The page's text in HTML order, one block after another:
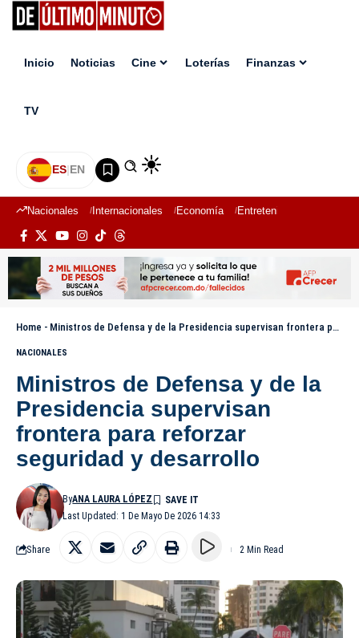
Inicio Noticias Cine Loterías Finanzas
TV
ES|EN
Nacionales Internacionales Economía Entretenimiento
Home - Ministros de Defensa y de la Presidencia supervisan frontera para reforzar seguridad y desarrollo
NACIONALES
Ministros de Defensa y de la
Presidencia supervisan
frontera para reforzar
seguridad y desarrollo
Last Updated: 1 De Mayo De 2026 14:33
ByANA LAURA LÓPEZ
Share 2 Min Read